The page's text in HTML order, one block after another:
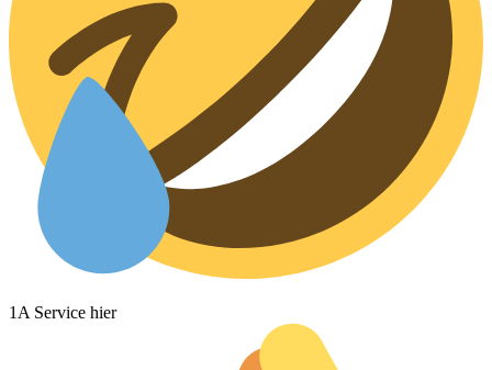
1A Service hier